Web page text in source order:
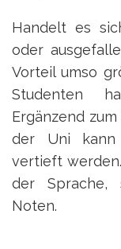
Handelt es
oder
Vorteil umso
Studenten
Ergänzend
der Uni kann
vertieft
der Sprache,
Noten.